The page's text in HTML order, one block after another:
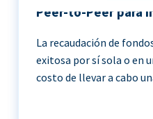
Peer-to-Peer para
La recaudación de
exitosa por sí sola o en
costo de llevar a cabo